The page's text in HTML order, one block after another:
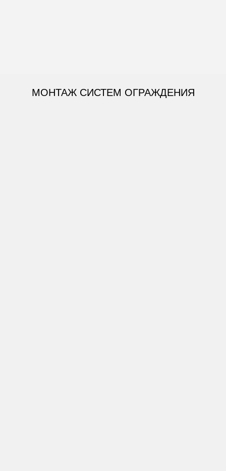
МОНТАЖ СИСТЕМ ОГРАЖДЕНИЯ